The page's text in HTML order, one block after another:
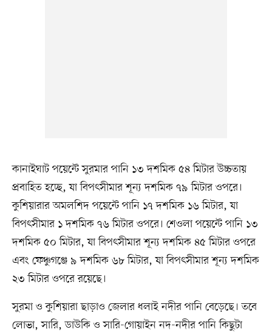
কানাইঘাট পয়েন্টে সুরমার পানি ১৩ দশমিক ৫৪ মিটার উচ্চতায়
প্রবাহিত হচ্ছে, যা বিপৎসীমার শূন্য দশমিক ৭৯ মিটার ওপরে।
কুশিয়ারার অমলশিদ পয়েন্টে পানি ১৭ দশমিক ১৬ মিটার, যা
বিপৎসীমার ১ দশমিক ৭৬ মিটার ওপরে। শেওলা পয়েন্টে পানি ১৩
দশমিক ৫০ মিটার, যা বিপৎসীমার শূন্য দশমিক ৪৫ মিটার ওপরে
এবং ফেঞ্চুগঞ্জে ৯ দশমিক ৬৮ মিটার, যা বিপৎসীমার শূন্য দশমিক
২৩ মিটার ওপরে রয়েছে।
সুরমা ও কুশিয়ারা ছাড়াও জেলার ধলাই নদীর পানি বেড়েছে। তবে
লোভা, সারি, ডাউকি ও সারি-গোয়াইন নদ-নদীর পানি কিছুটা